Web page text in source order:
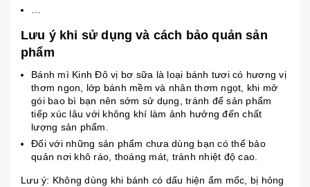
Lưu ý khi sử dụng và cách bảo quản sản
phẩm
Bánh mì Kinh Đô vị bơ sữa là loại bánh tươi có hương vị
thơm ngon, lớp bánh mềm và nhân thơm ngọt, khi mở
gói bao bì bạn nên sớm sử dụng, tránh để sản phẩm
tiếp xúc lâu với không khí làm ảnh hưởng đến chất
lượng sản phẩm.
Đối với những sản phẩm chưa dùng bạn có thể bảo
quản nơi khô ráo, thoáng mát, tránh nhiệt độ cao.
Lưu ý: Không dùng khi bánh có dấu hiện ẩm mốc, bị hỏng